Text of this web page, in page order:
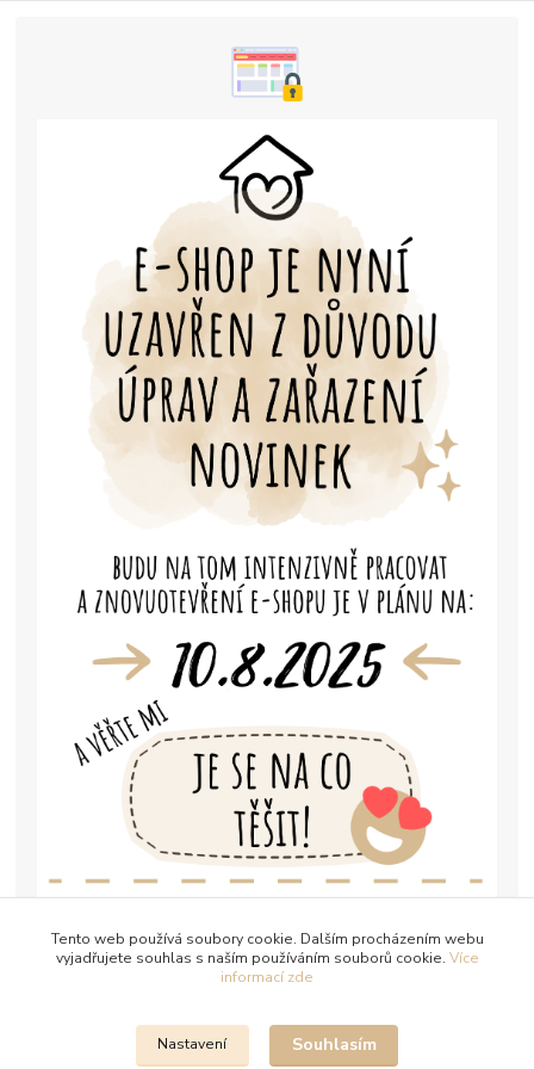
Tento web používá soubory cookie. Dalším procházením webu
vyjadřujete souhlas s naším používáním souborů cookie. Více
informací zde
Nastavení Souhlasím